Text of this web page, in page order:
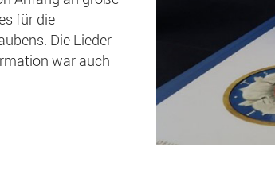
für die
Die Lieder
war auch